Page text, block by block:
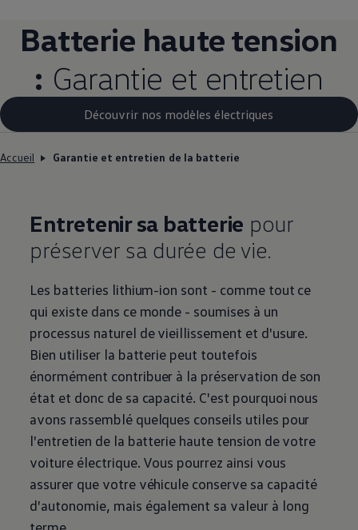
Batterie haute tension
: Garantie et entretien
Découvrir nos modèles électriques
Accueil Garantie et entretien de la batterie
Entretenir sa batterie pour
préserver sa durée de vie.
Les batteries lithium-ion sont - comme tout ce
qui existe dans ce monde - soumises à un
processus naturel de vieillissement et d'usure.
Bien utiliser la batterie peut toutefois
énormément contribuer à la préservation de son
état et donc de sa capacité. C'est pourquoi nous
avons rassemblé quelques conseils utiles pour
l'entretien de la batterie haute tension de votre
voiture électrique. Vous pourrez ainsi vous
assurer que votre véhicule conserve sa capacité
d'autonomie, mais également sa valeur à long